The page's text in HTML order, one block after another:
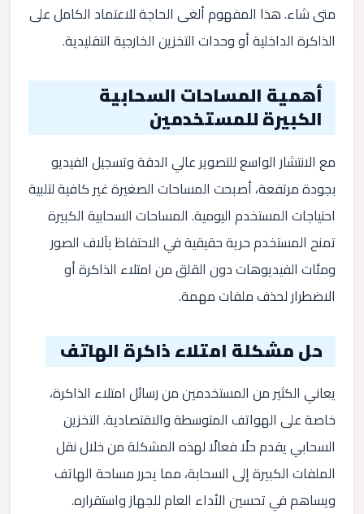
متى شاء. هذا المفهوم ألغى الحاجة للاعتماد الكامل على
الذاكرة الداخلية أو وحدات التخزين الخارجية التقليدية.
أهمية المساحات السحابية
الكبيرة للمستخدمين
مع الانتشار الواسع للتصوير عالي الدقة وتسجيل الفيديو
بجودة مرتفعة، أصبحت المساحات الصغيرة غير كافية لتلبية
احتياجات المستخدم اليومية. المساحات السحابية الكبيرة
تمنح المستخدم حرية حقيقية في الاحتفاظ بآلاف الصور
ومئات الفيديوهات دون القلق من امتلاء الذاكرة أو
الاضطرار لحذف ملفات مهمة.
حل مشكلة امتلاء ذاكرة الهاتف
يعاني الكثير من المستخدمين من رسائل امتلاء الذاكرة،
خاصة على الهواتف المتوسطة والاقتصادية. التخزين
السحابي يقدم حلًا فعالًا لهذه المشكلة من خلال نقل
الملفات الكبيرة إلى السحابة، مما يحرر مساحة الهاتف
ويساهم في تحسين الأداء العام للجهاز واستقراره.